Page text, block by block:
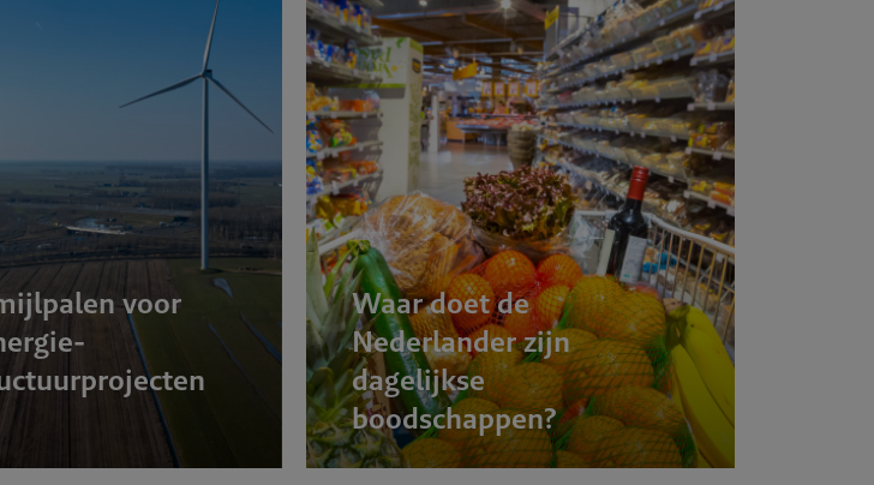
Werken
Contact
voor
Waar doet de
Nederlander zijn
dagelijkse
boodschappen?